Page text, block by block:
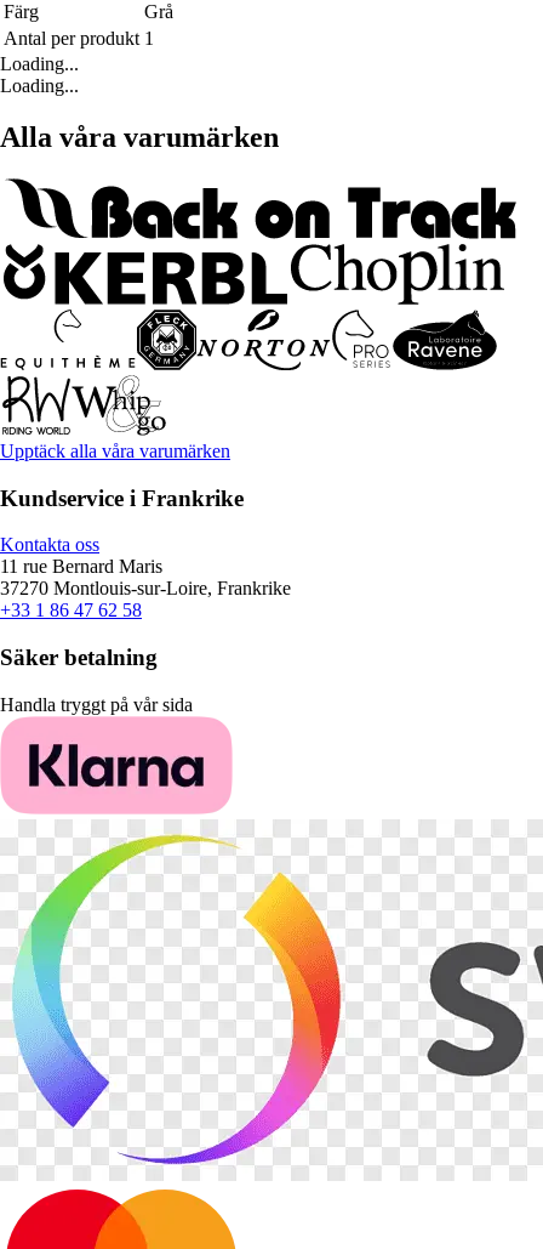
Färg
Grå
Antal per produkt 1
Loading...
Loading...
Alla våra varumärken
Upptäck alla våra varumärken
Kundservice i Frankrike
Kontakta oss
11 rue Bernard Maris
37270 Montlouis-sur-Loire, Frankrike
+33 1 86 47 62 58
Säker betalning
Handla tryggt på vår sida